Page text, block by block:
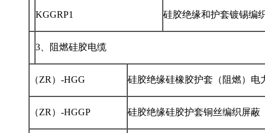
KGGRP1 硅胶绝缘和护套镀锡编
3、阻燃硅胶电缆
（ZR）-HGG 硅胶绝缘硅橡胶护套（阻燃）电
（ZR）-HGGP 硅胶绝缘硅胶护套铜丝编织屏蔽